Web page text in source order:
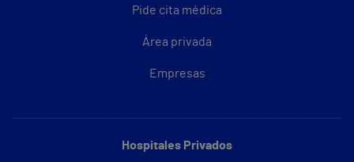
Pide cita médica
Área privada
Empresas
Hospitales Privados